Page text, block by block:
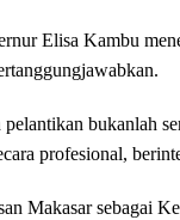
Elisa Kambu
bukanlah
profesional,
Makasar sebagai